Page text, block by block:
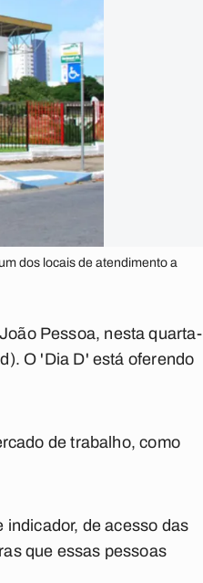
dos locais de atendimento a
Pessoa, nesta quarta-
O 'Dia D' está oferendo
de trabalho, como
indicador, de acesso das
que essas pessoas